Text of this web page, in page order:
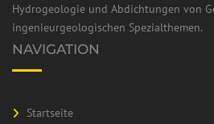
Hydrogeologie und Abdichtungen von
ingenieurgeologischen Spezialthemen.
NAVIGATION
Startseite